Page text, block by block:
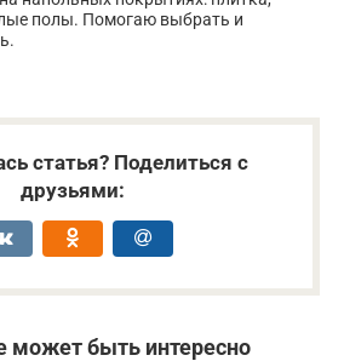
полы. Помогаю выбрать и
статья? Поделиться с
друзьями:
может быть интересно